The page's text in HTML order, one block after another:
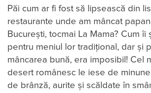
Păi cum ar fi fost să lipsească din
restaurante unde am mâncat
București, tocmai La Mama? Cum îi
pentru meniul lor tradițional, dar și
mâncarea bună, era imposibil! Cel
desert românesc le iese de
de brânză, aurite și scăldate în